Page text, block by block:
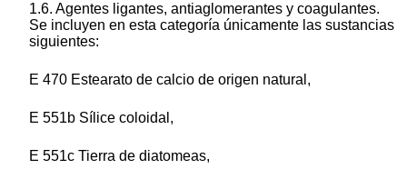
1.6. Agentes ligantes, antiaglomerantes y coagulantes.
Se incluyen en esta categoría únicamente las sustancias
siguientes:
E 470 Estearato de calcio de origen natural,
E 551b Sílice coloidal,
E 551c Tierra de diatomeas,